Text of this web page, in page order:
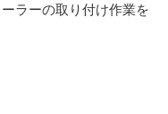
ラーの取り付け作業を